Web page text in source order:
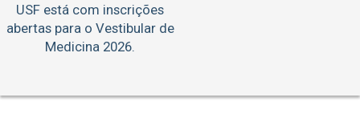
USF está com inscrições
abertas para o Vestibular de
Medicina 2026.